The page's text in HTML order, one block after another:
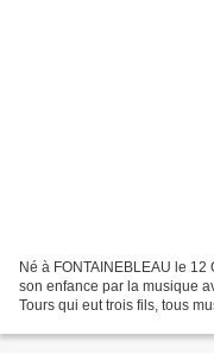
Né à FONTAINEBLEAU le
son enfance par la musique
Tours qui eut trois fils, tous